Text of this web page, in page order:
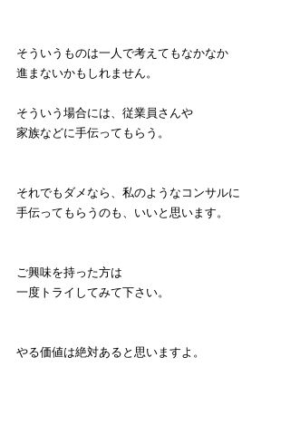
そういうものは一人で考えてもなかなか
進まないかもしれません。
そういう場合には、従業員さんや
家族などに手伝ってもらう。
それでもダメなら、私のようなコンサルに
手伝ってもらうのも、いいと思います。
ご興味を持った方は
一度トライしてみて下さい。
やる価値は絶対あると思いますよ。